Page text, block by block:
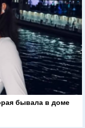
бывала в доме